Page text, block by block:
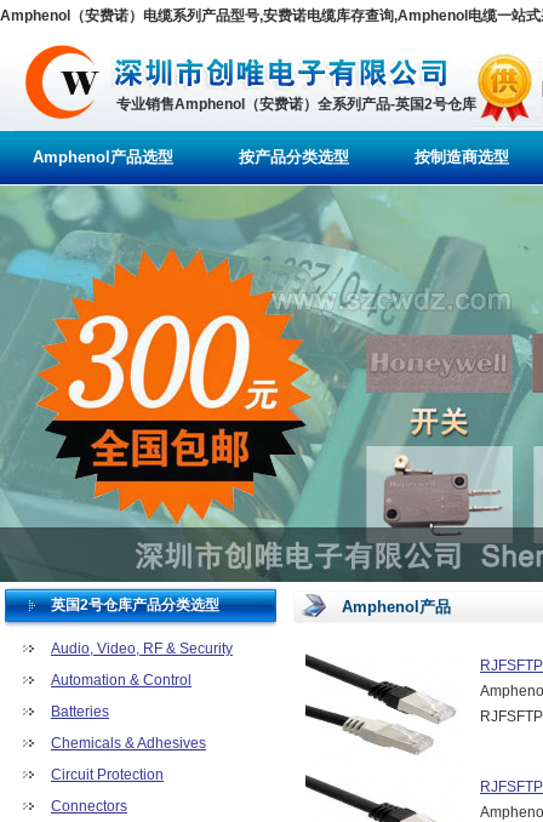
Amphenol（安费诺）电缆系列产品型号,安费诺电缆库存查询,Amphenol电缆一站
专业销售Amphenol（安费诺）全系列产品-英国2号仓库
Amphenol产品选型 按产品分类选型 按制造商选型
英国2号仓库产品分类选型
Audio, Video, RF & Security
Automation & Control
Batteries
Chemicals & Adhesives
Circuit Protection
Connectors
Amphenol产品